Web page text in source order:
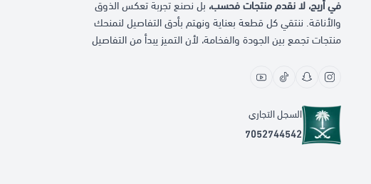
في أريج، لا نقدم منتجات فحسب، بل نصنع تجربة تعكس الذوق
والأناقة. ننتقي كل قطعة بعناية ونهتم بأدق التفاصيل لنمنحك
منتجات تجمع بين الجودة والفخامة، لأن التميز يبدأ من التفاصيل
السجل التجاري
7052744542